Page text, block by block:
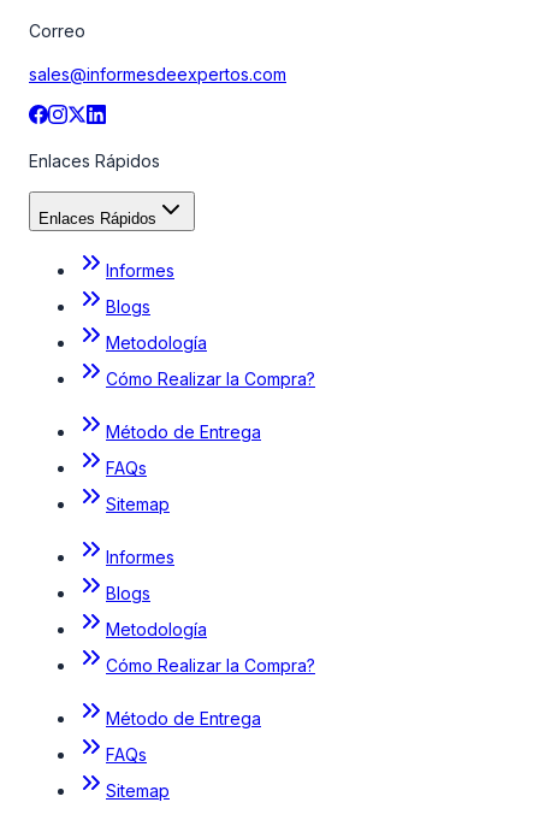
Correo
sales@informesdeexpertos.com
Enlaces Rápidos
Enlaces Rápidos
Informes
Blogs
Metodología
Cómo Realizar la Compra?
Método de Entrega
FAQs
Sitemap
Informes
Blogs
Metodología
Cómo Realizar la Compra?
Método de Entrega
FAQs
Sitemap